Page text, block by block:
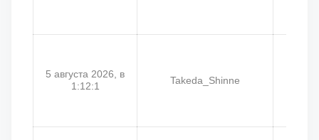
5 августа 2026, в
1:12:1
Takeda_Shinne